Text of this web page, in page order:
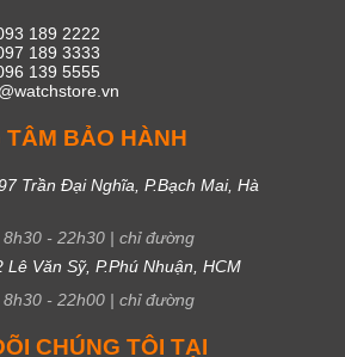
189 2222
189 3333
139 5555
TÂM BẢO HÀNH
Trần Đại Nghĩa, P.Bạch Mai, Hà
8h30 - 22h30 | chỉ đường
Lê Văn Sỹ, P.Phú Nhuận, HCM
8h30 - 22h00 | chỉ đường
CHÚNG TÔI TẠI